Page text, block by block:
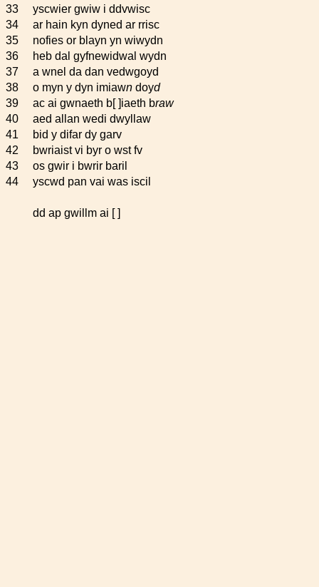
33
yscwier gwiw i ddvwisc
34
ar hain kyn dyned ar rrisc
35
nofies or blayn yn wiwydn
36
heb dal gyfnewidwal wydn
37
a wnel da dan vedwgoyd
38
o myn y dyn imiawn doyd
39
ac ai gwnaeth b[ ]iaeth braw
40
aed allan wedi dwyllaw
41
bid y difar dy garv
42
bwriaist vi byr o wst fv
43
os gwir i bwrir baril
44
yscwd pan vai was iscil
dd ap gwillm ai [ ]